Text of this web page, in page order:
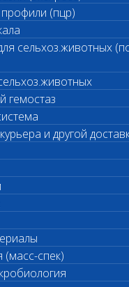
(пцр)
сельхоз.животных
гемостаз
и другой
(масс-спек)
биохимических